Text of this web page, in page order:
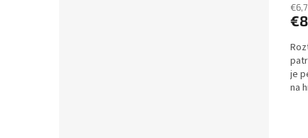
je
na